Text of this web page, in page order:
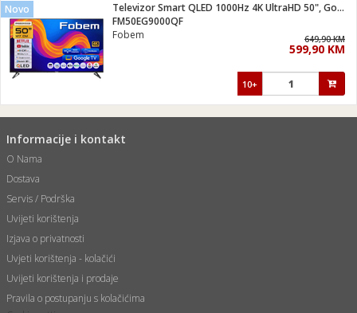
Novo
Televizor Smart QLED 1000Hz 4K UltraHD 50", Google TV
FM50EG9000QF
Fobem
649,90 KM
599,90 KM
10+
Informacije i kontakt
O Nama
Dostava
Servis / Podrška
Uvijeti korištenja
Izjava o privatnosti
Uvjeti korištenja - kolačići
Uvijeti korištenja i prodaje
Pravila o postupanju s kolačićima